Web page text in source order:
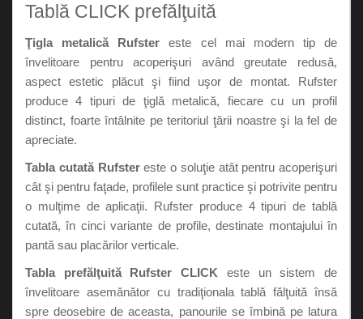
Tablă CLICK prefălţuită
Ţigla metalică Rufster este cel mai modern tip de
învelitoare pentru acoperişuri având greutate redusă,
aspect estetic plăcut şi fiind uşor de montat. Rufster
produce 4 tipuri de ţiglă metalică, fiecare cu un profil
distinct, foarte întâlnite pe teritoriul ţării noastre şi la fel de
apreciate.
Tabla cutată Rufstereste o soluţie atât pentru acoperişuri
cât şi pentru faţade, profilele sunt practice şi potrivite pentru
o mulţime de aplicaţii. Rufster produce 4 tipuri de tablă
cutată, în cinci variante de profile, destinate montajului în
pantă sau placărilor verticale.
Tabla prefălţuită Rufster CLICK este un sistem de
învelitoare asemănător cu tradiţionala tablă fălţuită însă
spre deosebire de aceasta, panourile se îmbină pe latura